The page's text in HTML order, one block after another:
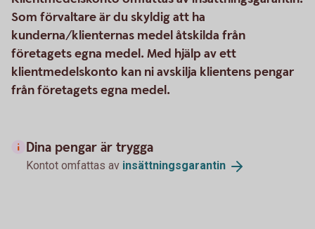
Som förvaltare är du skyldig att ha
kunderna/klienternas medel åtskilda från
företagets egna medel. Med hjälp av ett
klientmedelskonto kan ni avskilja klientens pengar
från företagets egna medel.
Dina pengar är trygga
Kontot omfattas av insättningsgarantin